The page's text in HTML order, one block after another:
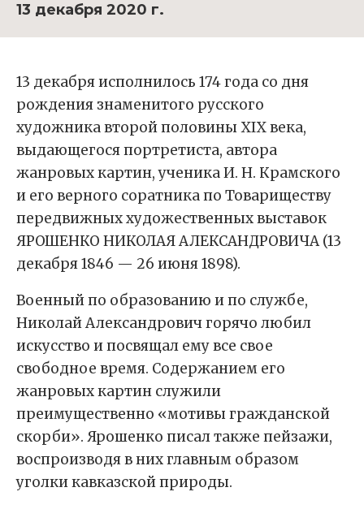
13 декабря 2020 г.
13 декабря исполнилось 174 года со дня
рождения знаменитого русского
художника второй половины XIX века,
выдающегося портретиста, автора
жанровых картин, ученика И. Н. Крамского
и его верного соратника по Товариществу
передвижных художественных выставок
ЯРОШЕНКО НИКОЛАЯ АЛЕКСАНДРОВИЧА (13
декабря 1846 — 26 июня 1898).
Военный по образованию и по службе,
Николай Александрович горячо любил
искусство и посвящал ему все свое
свободное время. Содержанием его
жанровых картин служили
преимущественно «мотивы гражданской
скорби». Ярошенко писал также пейзажи,
воспроизводя в них главным образом
уголки кавказской природы.